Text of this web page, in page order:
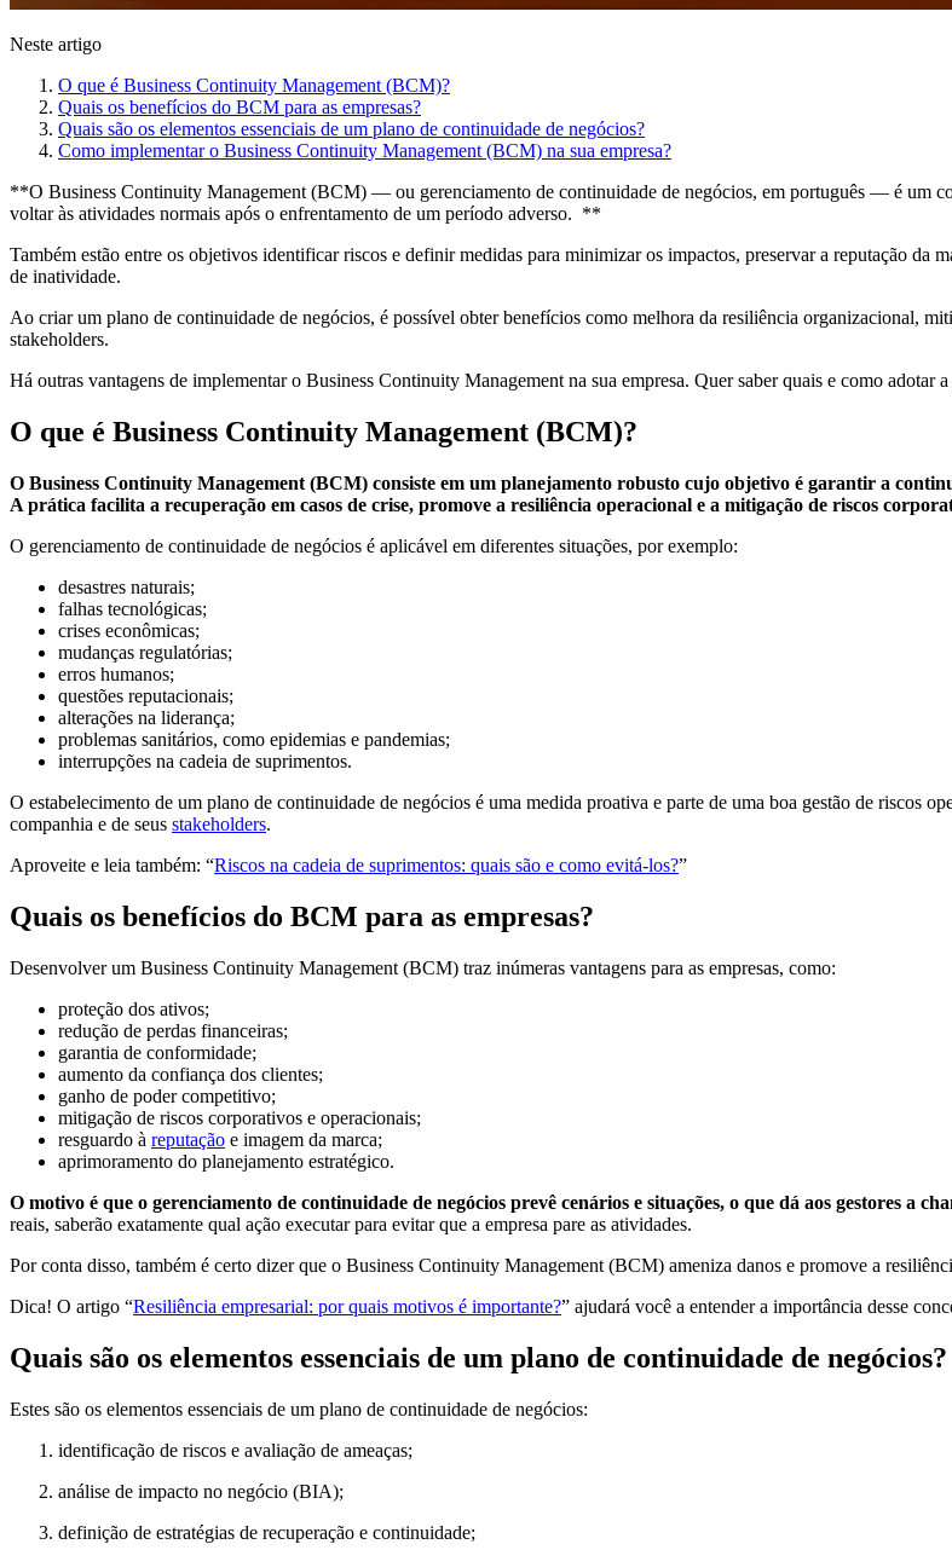
Neste artigo
O que é Business Continuity Management (BCM)?
Quais os benefícios do BCM para as empresas?
Quais são os elementos essenciais de um plano de continuidade de negócios?
Como implementar o Business Continuity Management (BCM) na sua empresa?
**O Business Continuity Management (BCM) — ou gerenciamento de continuidade de negócios, em português — é um
voltar às atividades normais após o enfrentamento de um período adverso. **
Também estão entre os objetivos identificar riscos e definir medidas para minimizar os impactos, preservar a reputação da
de inatividade.
Ao criar um plano de continuidade de negócios, é possível obter benefícios como melhora da resiliência organizacional,
stakeholders.
Há outras vantagens de implementar o Business Continuity Management na sua empresa. Quer saber quais e como adotar
O que é Business Continuity Management (BCM)?
O Business Continuity Management (BCM) consiste em um planejamento robusto cujo objetivo é garantir a
A prática facilita a recuperação em casos de crise, promove a resiliência operacional e a mitigação de riscos
O gerenciamento de continuidade de negócios é aplicável em diferentes situações, por exemplo:
desastres naturais;
falhas tecnológicas;
crises econômicas;
mudanças regulatórias;
erros humanos;
questões reputacionais;
alterações na liderança;
problemas sanitários, como epidemias e pandemias;
interrupções na cadeia de suprimentos.
O estabelecimento de um plano de continuidade de negócios é uma medida proativa e parte de uma boa gestão de riscos
companhia e de seus stakeholders.
Aproveite e leia também: “Riscos na cadeia de suprimentos: quais são e como evitá-los?”
Quais os benefícios do BCM para as empresas?
Desenvolver um Business Continuity Management (BCM) traz inúmeras vantagens para as empresas, como:
proteção dos ativos;
redução de perdas financeiras;
garantia de conformidade;
aumento da confiança dos clientes;
ganho de poder competitivo;
mitigação de riscos corporativos e operacionais;
resguardo à reputação e imagem da marca;
aprimoramento do planejamento estratégico.
O motivo é que o gerenciamento de continuidade de negócios prevê cenários e situações, o que dá aos gestores a
reais, saberão exatamente qual ação executar para evitar que a empresa pare as atividades.
Por conta disso, também é certo dizer que o Business Continuity Management (BCM) ameniza danos e promove a
Dica! O artigo “Resiliência empresarial: por quais motivos é importante?” ajudará você a entender a importância desse
Quais são os elementos essenciais de um plano de continuidade de negócios?
Estes são os elementos essenciais de um plano de continuidade de negócios:
identificação de riscos e avaliação de ameaças;
análise de impacto no negócio (BIA);
definição de estratégias de recuperação e continuidade;